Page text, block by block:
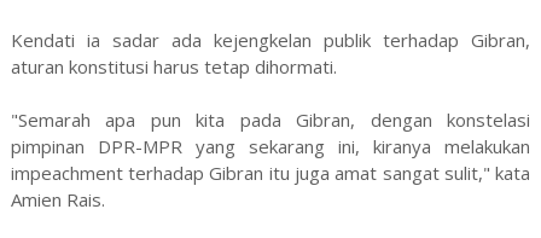
Kendati ia sadar ada kejengkelan publik terhadap Gibran,
aturan konstitusi harus tetap dihormati.
"Semarah apa pun kita pada Gibran, dengan konstelasi
pimpinan DPR-MPR yang sekarang ini, kiranya melakukan
impeachment terhadap Gibran itu juga amat sangat sulit," kata
Amien Rais.